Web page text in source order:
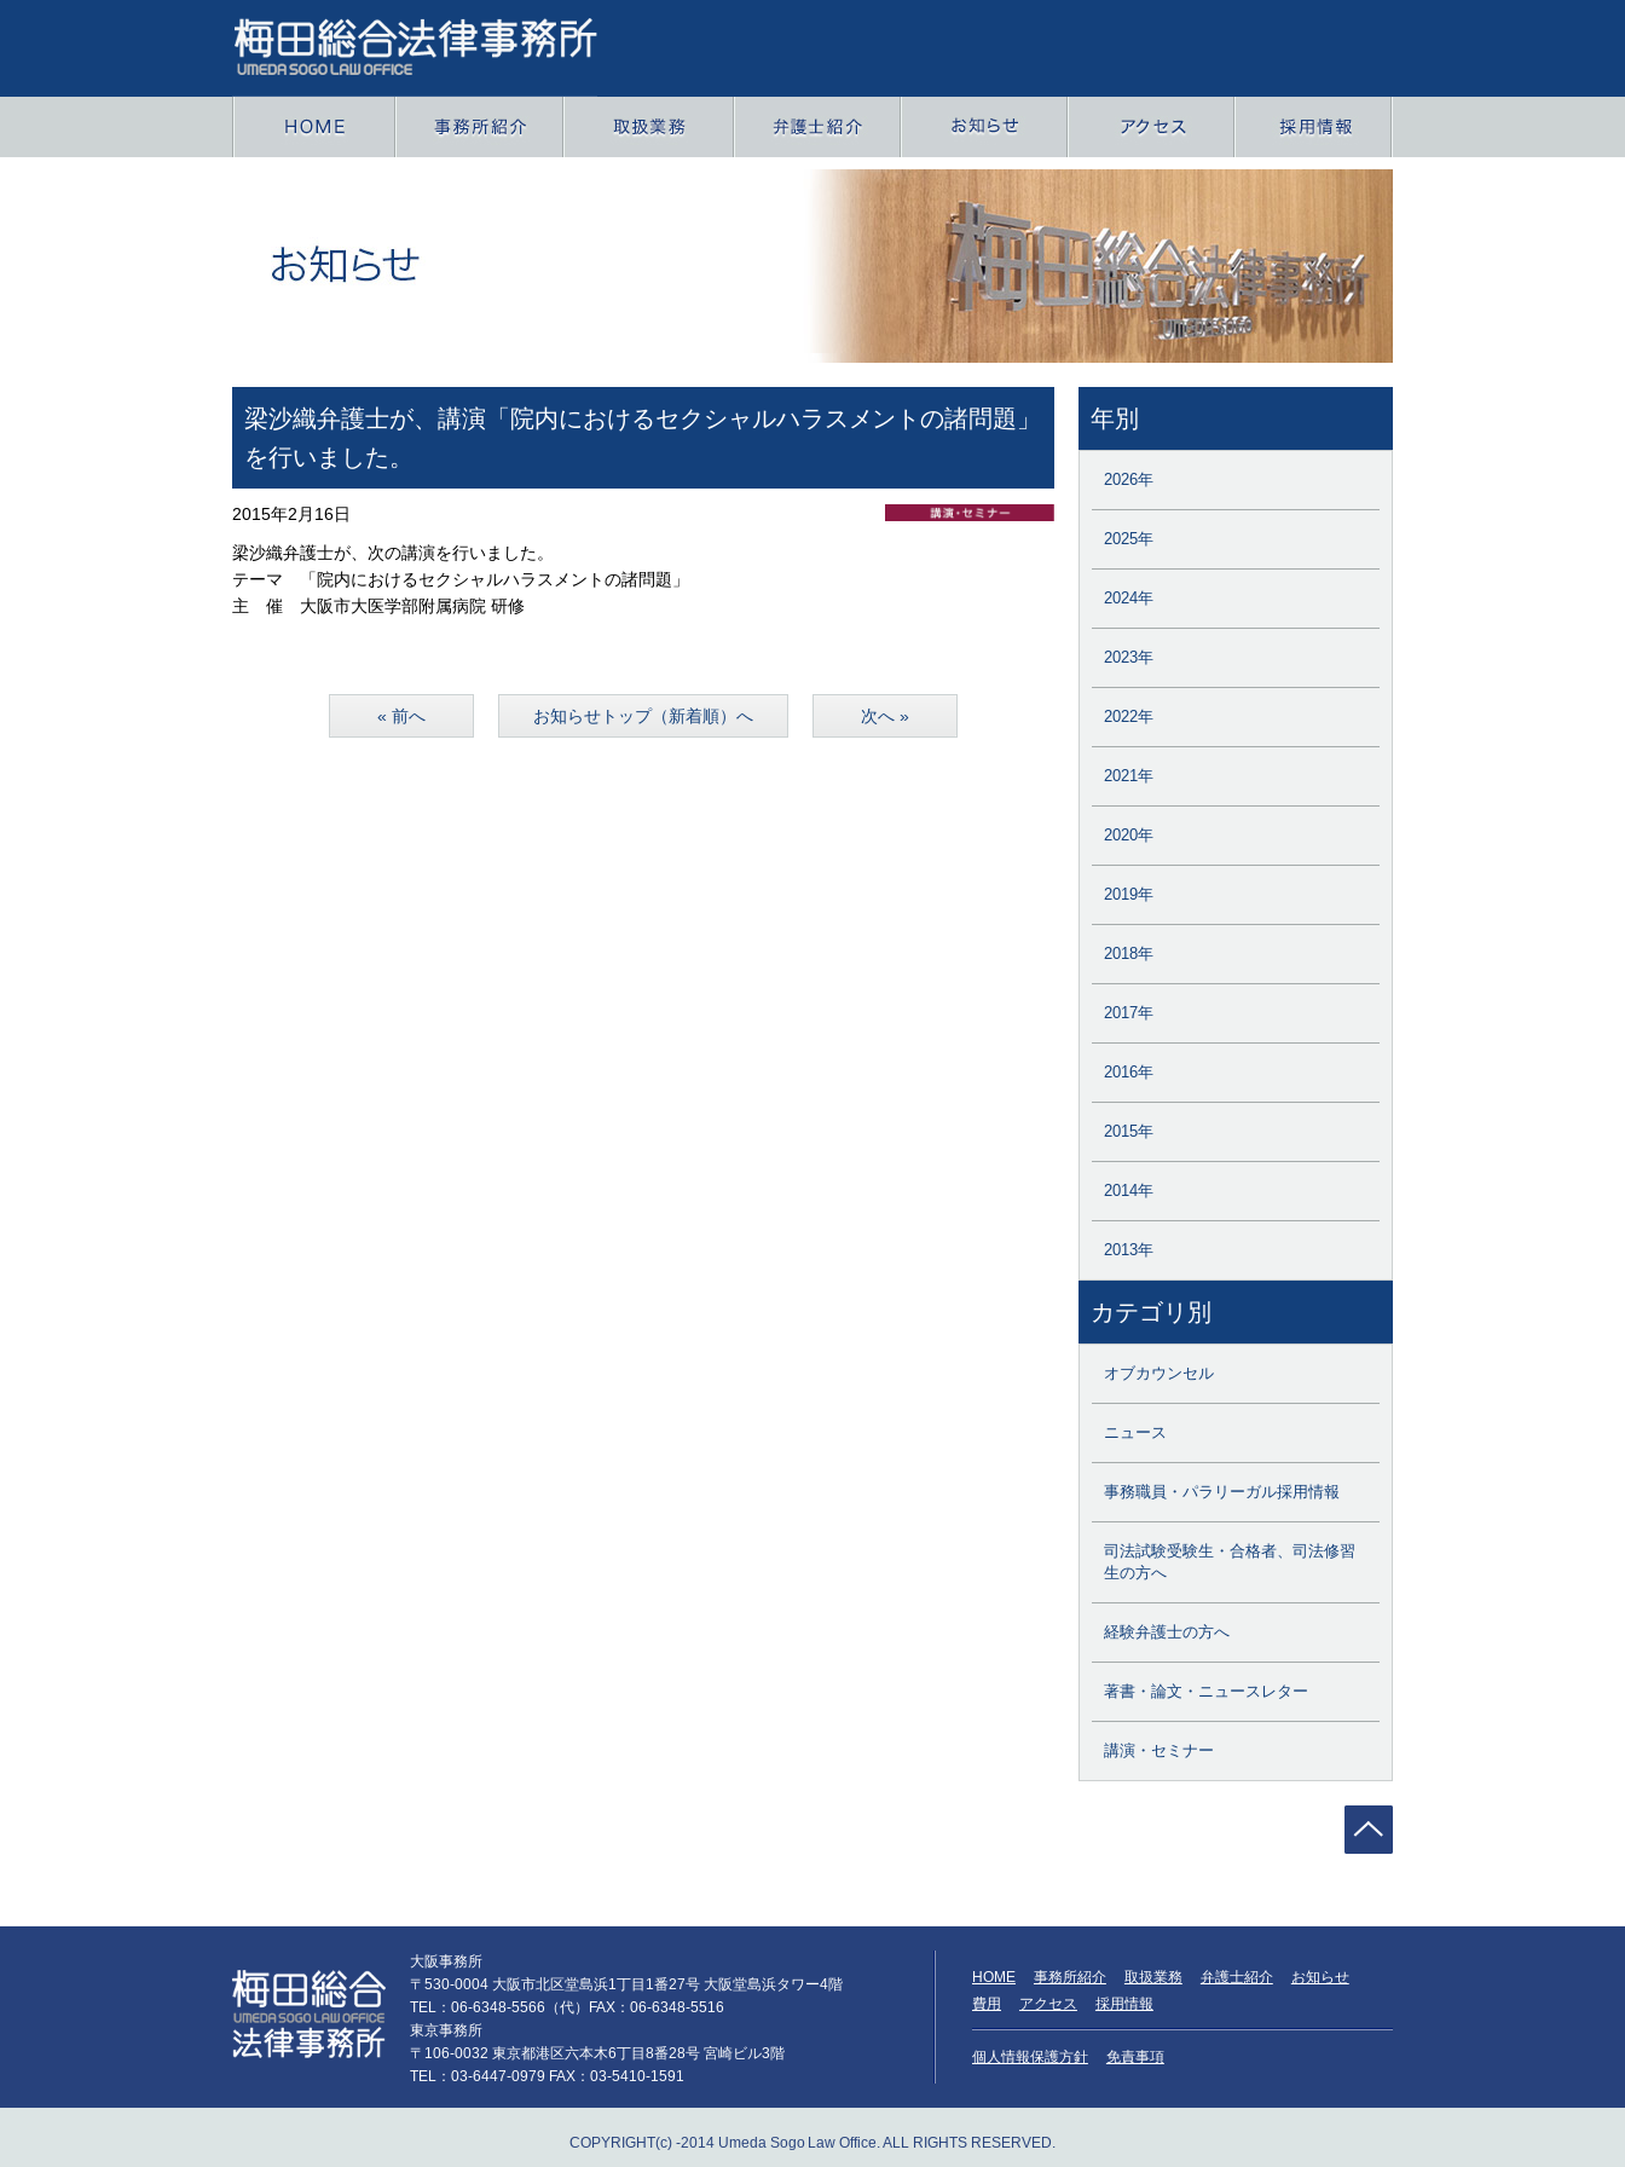
梁沙織弁護士が、講演「院内におけるセクシャルハラスメントの諸問題」
を行いました。
2015年2月16日
梁沙織弁護士が、次の講演を行いました。
テーマ 「院内におけるセクシャルハラスメントの諸問題」
主 催 大阪市大医学部附属病院 研修
« 前へ お知らせトップ（新着順）へ 次へ »
年別
2026年
2025年
2024年
2023年
2022年
2021年
2020年
2019年
2018年
2017年
2016年
2015年
2014年
2013年
カテゴリ別
オブカウンセル
ニュース
事務職員・パラリーガル採用情報
司法試験受験生・合格者、司法修習
生の方へ
経験弁護士の方へ
著書・論文・ニュースレター
講演・セミナー
大阪事務所
〒530-0004 大阪市北区堂島浜1丁目1番27号 大阪堂島浜タワー4階
TEL：06-6348-5566（代）FAX：06-6348-5516
東京事務所
〒106-0032 東京都港区六本木6丁目8番28号 宮崎ビル3階
TEL：03-6447-0979 FAX：03-5410-1591
HOME 事務所紹介 取扱業務 弁護士紹介
お知らせ
費用
アクセス 採用情報
個人情報保護方針 免責事項
COPYRIGHT(c) -2014 Umeda Sogo Law Office. ALL RIGHTS RESERVED.